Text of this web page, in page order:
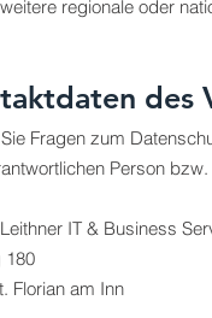
regionale oder
des
Fragen zum
Person bzw.
IT & Business
180
Florian am Inn